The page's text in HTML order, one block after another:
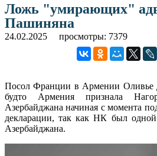
Ложь "умирающих"
Пашиняна
24.02.2025 просмотры: 7379
Посол Франции в Армении Оливье
будто Армения признала
Азербайджана начиная с момента
декларации, так как НК был одной
Азербайджана.